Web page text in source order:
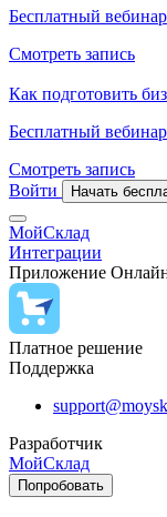
Бесплатный вебинар
Смотреть запись
Как подготовить
Бесплатный вебинар
Смотреть запись
Войти
Начать
МойСклад
Интеграции
Приложение
Платное решение
Поддержка
Разработчик
МойСклад
Попробовать